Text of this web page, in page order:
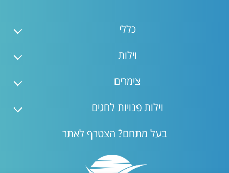
כללי
וילות
צימרים
וילות פנויות לחגים
בעל מתחם? הצטרף לאתר